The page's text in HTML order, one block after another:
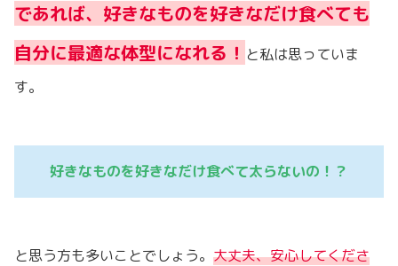
であれば、好きなものを好きなだけ食べても
自分に最適な体型になれる！ と私は思っていま
す。
好きなものを好きなだけ食べて太らないの！？
と思う方も多いことでしょう。 大丈夫、安心してくださ